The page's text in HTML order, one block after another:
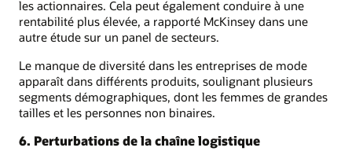
les actionnaires. Cela peut également conduire à une
rentabilité plus élevée, a rapporté McKinsey dans une
autre étude sur un panel de secteurs.
Le manque de diversité dans les entreprises de mode
apparaît dans différents produits, soulignant plusieurs
segments démographiques, dont les femmes de grandes
tailles et les personnes non binaires.
6. Perturbations de la chaîne logistique